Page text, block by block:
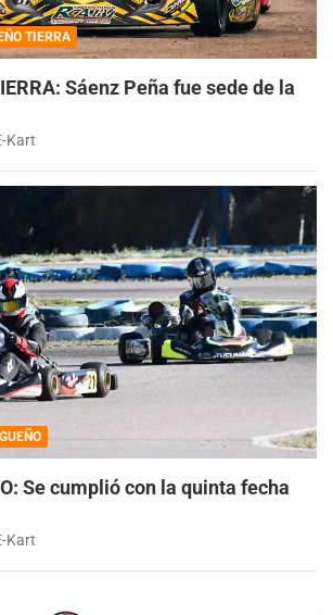
TIERRA
Sáenz Peña fue sede de la
Kart
Se cumplió con la quinta fecha
Kart